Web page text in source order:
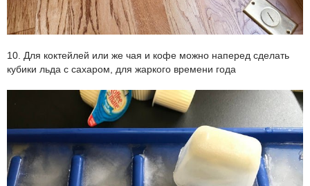
10. Для коктейлей или же чая и кофе можно наперед сделать
кубики льда с сахаром, для жаркого времени года